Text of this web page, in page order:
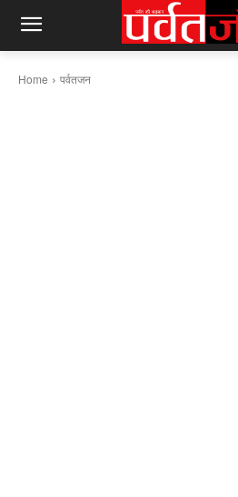
Home पर्वतजन